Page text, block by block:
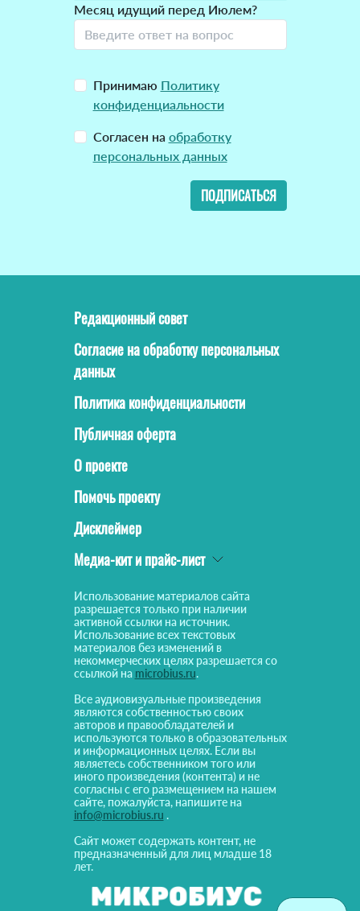
Месяц идущий перед Июлем?
Принимаю Политику
конфиденциальности
Согласен на обработку
персональных данных
ПОДПИСАТЬСЯ
Редакционный совет
Согласие на обработку персональных
данных
Политика конфиденциальности
Публичная оферта
О проекте
Помочь проекту
Дисклеймер
Медиа-кит и прайс-лист
Использование материалов сайта
разрешается только при наличии
активной ссылки на источник.
Использование всех текстовых
материалов без изменений в
некоммерческих целях разрешается со
ссылкой на microbius.ru.
Все аудиовизуальные произведения
являются собственностью своих
авторов и правообладателей и
используются только в образовательных
и информационных целях. Если вы
являетесь собственником того или
иного произведения (контента) и не
согласны с его размещением на нашем
сайте, пожалуйста, напишите на
info@microbius.ru .
Сайт может содержать контент, не
предназначенный для лиц младше 18
лет.